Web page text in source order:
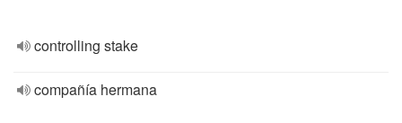
controlling stake
compañía hermana